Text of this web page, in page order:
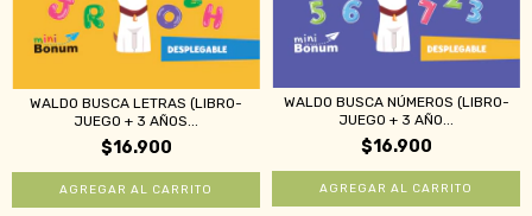
WALDO BUSCA LETRAS (LIBRO-
JUEGO + 3 AÑOS...
$16.900
WALDO BUSCA NÚMEROS (LIBRO-
JUEGO + 3 AÑO...
$16.900